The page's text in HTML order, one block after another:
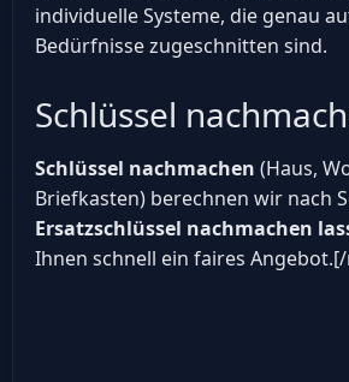
individuelle Systeme, die genau
Bedürfnisse zugeschnitten sind.
Schlüssel
Schlüssel nachmachen (Haus,
Briefkasten) berechnen wir nach
Ersatzschlüssel nachmachen
Ihnen schnell ein faires